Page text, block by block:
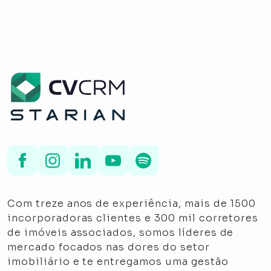
Com treze anos de experiência, mais de 1500
incorporadoras clientes e 300 mil corretores
de imóveis associados, somos líderes de
mercado focados nas dores do setor
imobiliário e te entregamos uma gestão